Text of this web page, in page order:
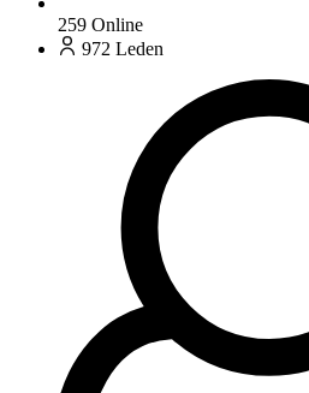
259 Online
972 Leden